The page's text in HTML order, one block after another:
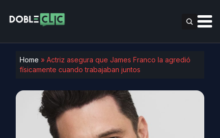
Home » Actriz asegura que James Franco la agredió
físicamente cuando trabajaban juntos